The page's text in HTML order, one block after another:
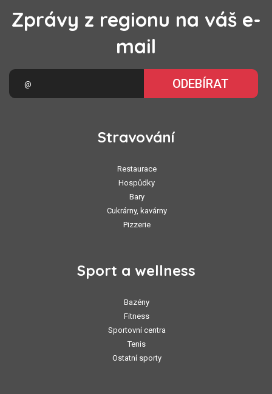
Zprávy z regionu na váš e-
mail
ODEBÍRAT
Stravování
Restaurace
Hospůdky
Bary
Cukrárny, kavárny
Pizzerie
Sport a wellness
Bazény
Fitness
Sportovní centra
Tenis
Ostatní sporty